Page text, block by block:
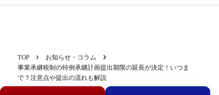
TOP
お知らせ・コラム
事業承継税制の特例承継計画提出期限の延長が決定！いつま
で？注意点や提出の流れも解説